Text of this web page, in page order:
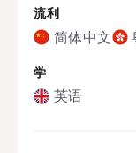
流利
简体中文
学
英语